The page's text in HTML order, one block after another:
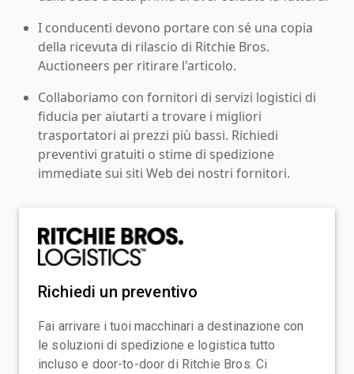
I conducenti devono portare con sé una copia
della ricevuta di rilascio di Ritchie Bros.
Auctioneers per ritirare l'articolo.
Collaboriamo con fornitori di servizi logistici di
fiducia per aiutarti a trovare i migliori
trasportatori ai prezzi più bassi. Richiedi
preventivi gratuiti o stime di spedizione
immediate sui siti Web dei nostri fornitori.
Richiedi un preventivo
Fai arrivare i tuoi macchinari a destinazione con
le soluzioni di spedizione e logistica tutto
incluso e door-to-door di Ritchie Bros. Ci